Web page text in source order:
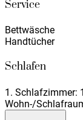
Service
Bettwäsche
Handtücher
Schlafen
1. Schlafzimmer:
Wohn-/